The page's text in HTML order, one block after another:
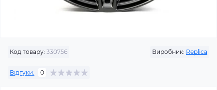
Код товару: 330756 Виробник: Replica
Відгуки: 0